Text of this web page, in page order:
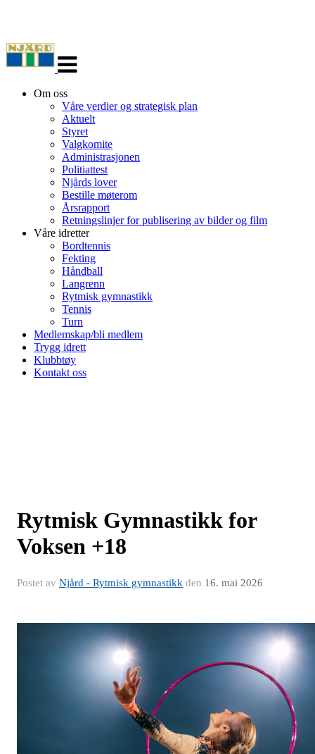
navigasjon
Om oss
Våre verdier og strategisk plan
Aktuelt
Styret
Valgkomite
Administrasjonen
Politiattest
Njårds lover
Bestille møterom
Årsrapport
Retningslinjer for publisering av bilder og film
Våre idretter
Bordtennis
Fekting
Håndball
Langrenn
Rytmisk gymnastikk
Tennis
Turn
Medlemskap/bli medlem
Trygg idrett
Klubbtøy
Kontakt oss
Rytmisk Gymnastikk for
Voksen +18
Postet av Njård - Rytmisk gymnastikk den 16. mai 2026